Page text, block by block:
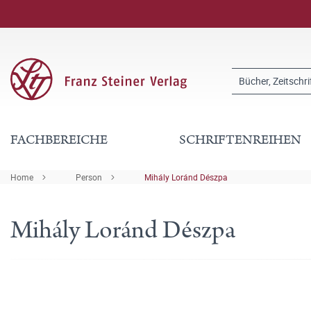
FACHBEREICHE SCHRIFTENREIHEN
Home Person Mihály Loránd Dészpa
Mihály Loránd Dészpa